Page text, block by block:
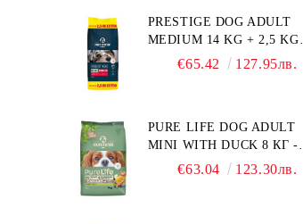
ПОТРЕБНОСТИ:
"НАМАЛЯВАНЕ НА
НАДНОРМЕНО ТЕГЛО".
PRESTIGE DOG ADULT
MEDIUM 14 KG + 2,5 KG
ГРАТИС - ПЪЛНОЦЕННА
ВЪВ ФРАНЦИЯ.
€65.42 127.95лв.
PURE LIFE DOG ADULT
MINI WITH DUCK 8 КГ -
ПЪЛНОЦЕННА ХРАНА ЗА
€63.04 123.30лв.